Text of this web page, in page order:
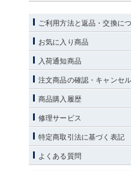
ご利用方法と返品・交換に
お気に入り商品
入荷通知商品
注文商品の確認・キャンセル
商品購入履歴
修理サービス
特定商取引法に基づく表記
よくある質問